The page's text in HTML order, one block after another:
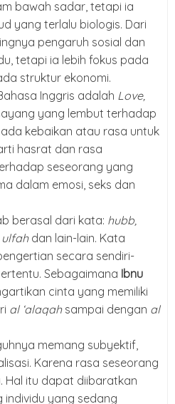
bawah sadar, tetapi ia
yang terlalu biologis. Dari
pengaruh sosial dan
tetapi ia lebih fokus pada
struktur ekonomi.
Inggris adalah Love,
yang lembut terhadap
kebaikan atau rasa untuk
hasrat dan rasa
seseorang yang
dalam emosi, seks dan
berasal dari kata: hubb,
dan lain-lain. Kata
secara sendiri-
Sebagaimana Ibnu
cinta yang memiliki
al ‘alaqah sampai dengan al
memang subyektif,
Karena rasa seseorang
Hal itu dapat diibaratkan
yang sedang